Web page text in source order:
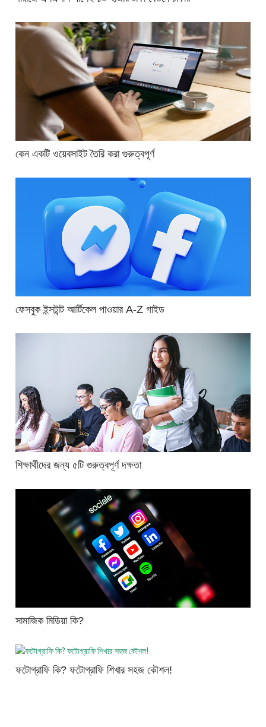
কেন একটি ওয়েবসাইট তৈরি করা গুরুত্বপূর্ণ
ফেসবুক ইন্সটান্ট আর্টিকেল পাওয়ার A-Z গাইড
শিক্ষার্থীদের জন্য ৫টি গুরুত্বপূর্ণ দক্ষতা
সামাজিক মিডিয়া কি?
ফটোগ্রাফি কি? ফটোগ্রাফি শিখার সহজ কৌশল!